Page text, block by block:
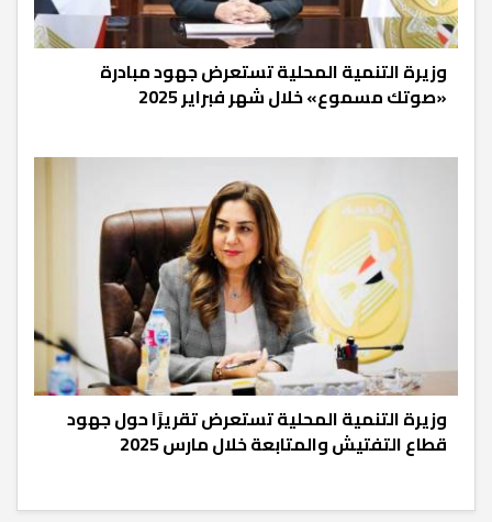
وزيرة التنمية المحلية تستعرض جهود مبادرة
«صوتك مسموع» خلال شهر فبراير 2025
وزيرة التنمية المحلية تستعرض تقريرًا حول جهود
قطاع التفتيش والمتابعة خلال مارس 2025